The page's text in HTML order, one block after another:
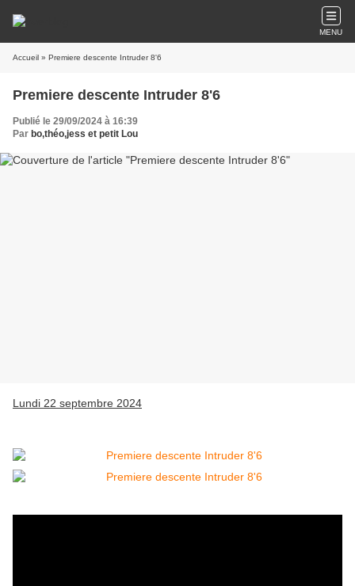
MENU
Accueil » Premiere descente Intruder 8'6
Premiere descente Intruder 8'6
Publié le 29/09/2024 à 16:39
Par bo,théo,jess et petit Lou
Lundi 22 septembre 2024